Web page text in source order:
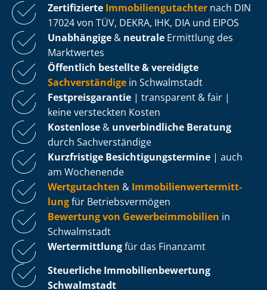
Zertifizierte Im­mo­bi­li­en­gut­ach­ter nach DIN
17024 von TÜV, DEKRA, IHK, DIA und EIPOS
Unabhängige & neutrale Ermittlung des
Marktwertes
Öffentlich bestellte & vereidigte
Sachverständige in Schwalmstadt
Fest­preis­ga­ran­tie | transparent & fair |
keine versteckten Kosten
Kostenlose & unverbindliche Beratung
durch Sachverständige
Kurzfristige Be­sich­ti­gungs­ter­mi­ne | auch
am Wochenende
Wertgutachten & Im­mo­bi­li­en­wert­ermitt­
lungfür Be­triebs­ver­mö­gen
Bewertung von Ge­wer­be­im­mo­bi­li­en in
Schwalmstadt
Wertermittlungfür das Finanzamt
Steuerliche Im­mo­bi­li­en­be­wer­tung
Schwalmstadt